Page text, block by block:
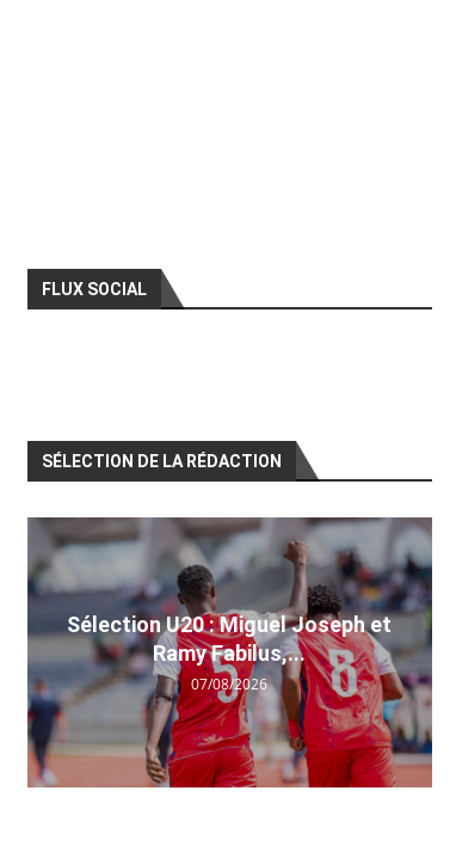
FLUX SOCIAL
SÉLECTION DE LA RÉDACTION
Sélection U20 : Miguel Joseph et
Ramy Fabilus,...
07/08/2026